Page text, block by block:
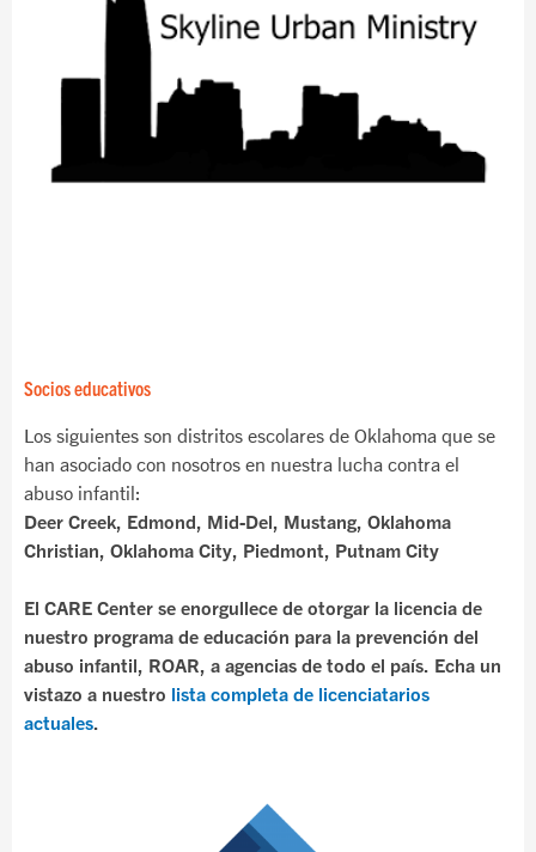
Socios educativos
Los siguientes son distritos escolares de Oklahoma que se
han asociado con nosotros en nuestra lucha contra el
abuso infantil:
Deer Creek, Edmond, Mid-Del, Mustang, Oklahoma
Christian, Oklahoma City, Piedmont, Putnam City
El CARE Center se enorgullece de otorgar la licencia de
nuestro programa de educación para la prevención del
abuso infantil, ROAR, a agencias de todo el país. Echa un
vistazo a nuestro lista completa de licenciatarios
actuales.